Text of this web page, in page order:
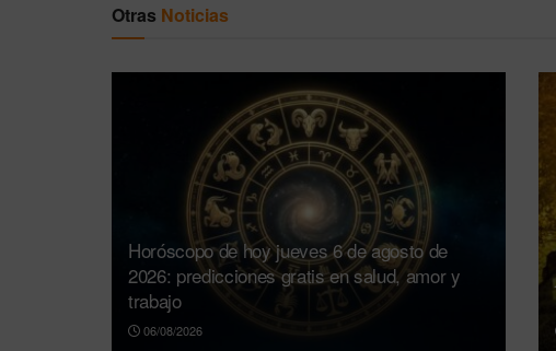
Otras Noticias
Horóscopo de hoy jueves 6 de agosto de
2026: predicciones gratis en salud, amor y
trabajo
06/08/2026